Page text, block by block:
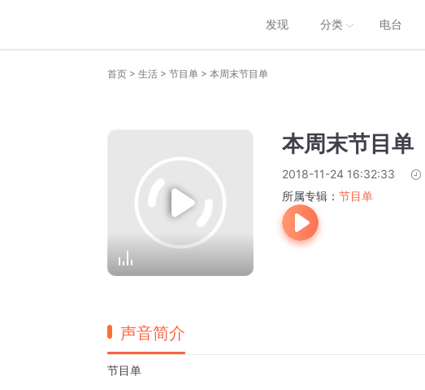
发现 分类 电台
首页 > 生活 > 节目单 > 本周末节目单
本周末节目单
2018-11-24 16:32:33
所属专辑： 节目单
声音简介
节目单